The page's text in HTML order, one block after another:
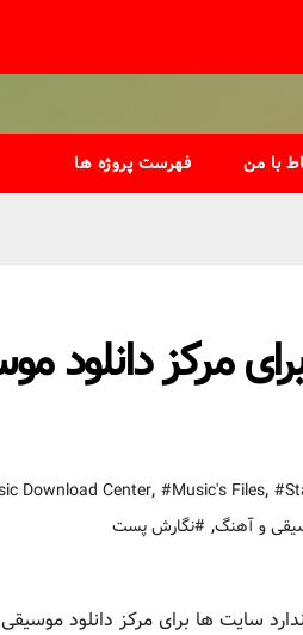
با من فهرست پروژه ها
مرکز
, #Music's Files,
و آهنگ, #نگارش پست